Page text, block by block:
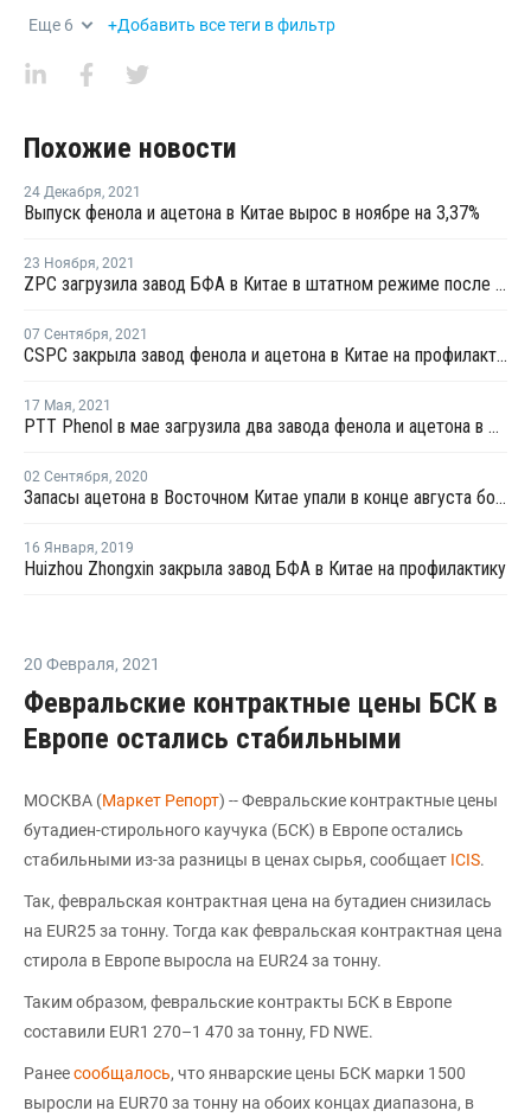
Еще 6 +Добавить все теги в фильтр
Похожие новости
24 Декабря, 2021
Выпуск фенола и ацетона в Китае вырос в ноябре на 3,37%
23 Ноября, 2021
ZPC загрузила завод БФА в Китае в штатном режиме после перезапуска
07 Сентября, 2021
CSPC закрыла завод фенола и ацетона в Китае на профилактику
17 Мая, 2021
PTT Phenol в мае загрузила два завода фенола и ацетона в Таиланде на полную мощность
02 Сентября, 2020
Запасы ацетона в Восточном Китае упали в конце августа более чем на четверть
16 Января, 2019
Huizhou Zhongxin закрыла завод БФА в Китае на профилактику
20 Февраля, 2021
Февральские контрактные цены БСК в
Европе остались стабильными
МОСКВА (Маркет Репорт) -- Февральские контрактные цены
бутадиен-стирольного каучука (БСК) в Европе остались
стабильными из-за разницы в ценах сырья, сообщает ICIS.
Так, февральская контрактная цена на бутадиен снизилась
на EUR25 за тонну. Тогда как февральская контрактная цена
стирола в Европе выросла на EUR24 за тонну.
Таким образом, февральские контракты БСК в Европе
составили EUR1 270–1 470 за тонну, FD NWE.
Ранеесообщалось, что январские цены БСК марки 1500
выросли на EUR70 за тонну на обоих концах диапазона, в